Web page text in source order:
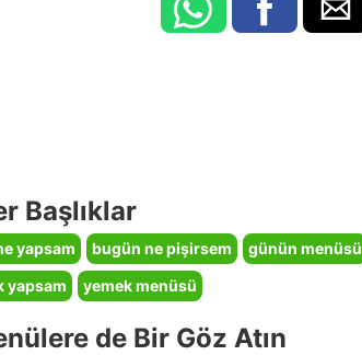
Başlıklar
yapsam bugün ne pişirsem günün menüsü
yapsam
yemek menüsü
de Bir Göz Atın